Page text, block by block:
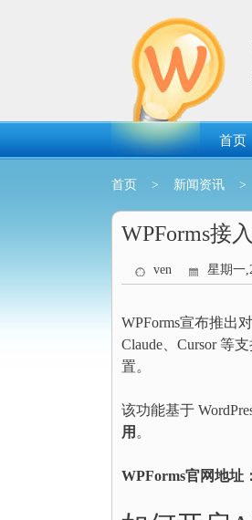
首页
首页 > 新闻资讯 >
WPForms接
ven 星期一
WPForms宣布推出
Claude、Cursor 等
置。
该功能基于
用 。
WPForms官网地址：